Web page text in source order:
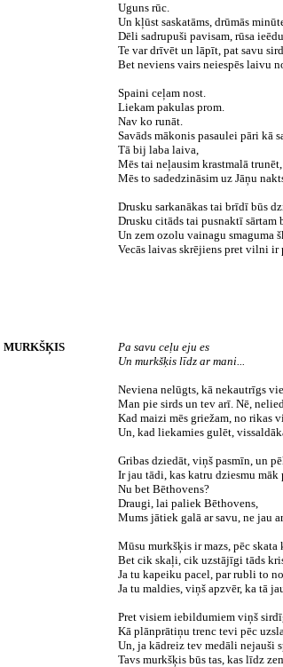
Uguns rūc.
Un kļūst saskatāms, drūmās
Dēli sadrupuši pavisam, rūsa
Te var drīvēt un lāpīt, pat savu
Bet neviens vairs neiespēs laivu
Spaini ceļam nost.
Liekam pakulas prom.
Nav ko runāt.
Savāds mākonis pasaulei pāri kā
Tā bij laba laiva,
Mēs tai neļausim krastmalā trunēt,
Mēs to sadedzināsim uz Jāņu
Drusku sarkanākas tai brīdī būs
Drusku citāds tai pusnaktī sārtam
Un zem ozolu vainagu smaguma
Vecās laivas skrējiens pret vilni ir
MURKŠĶIS
Pa savu ceļu eju es
Un murkšķis līdz ar mani...
Neviena nelūgts, kā nekautrīgs
Man pie sirds un tev arī. Nē,
Kad maizi mēs griežam, no rikas
Un, kad liekamies gulēt,
Gribas dziedāt, viņš pasmīn, un
Ir jau tādi, kas katru dziesmu māk
Nu bet Bēthovens?
Draugi, lai paliek Bēthovens,
Mums jātiek galā ar savu, ne jau
Mūsu murkšķis ir mazs, pēc skata
Bet cik skaļi, cik uzstājīgi tāds
Ja tu kapeiku pacel, par rubli to
Ja tu maldies, viņš apzvēr, ka tā
Pret visiem iebildumiem viņš
Kā plānprātiņu trenc tevi pēc
Un, ja kādreiz tev medāli nejauši
Tavs murkšķis būs tas, kas līdz